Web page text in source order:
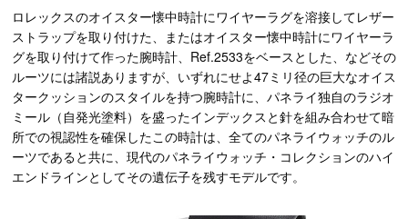
ロレックスのオイスター懐中時計にワイヤーラグを溶接してレザー
ストラップを取り付けた、またはオイスター懐中時計にワイヤーラ
グを取り付けて作った腕時計、Ref.2533をベースとした、などその
ルーツには諸説ありますが、いずれにせよ47ミリ径の巨大なオイス
タークッションのスタイルを持つ腕時計に、パネライ独自のラジオ
ミール（自発光塗料）を盛ったインデックスと針を組み合わせて暗
所での視認性を確保したこの時計は、全てのパネライウォッチのル
ーツであると共に、現代のパネライウォッチ・コレクションのハイ
エンドラインとしてその遺伝子を残すモデルです。